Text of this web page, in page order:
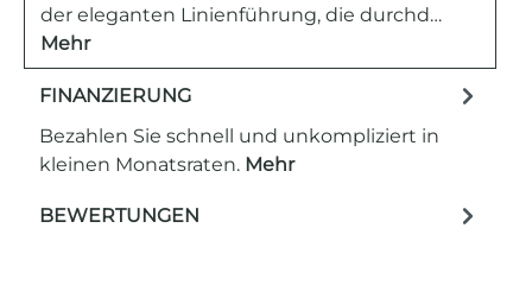
der eleganten Linienführung, die durchd…
Mehr
FINANZIERUNG
Bezahlen Sie schnell und unkompliziert in
kleinen Monatsraten. Mehr
BEWERTUNGEN